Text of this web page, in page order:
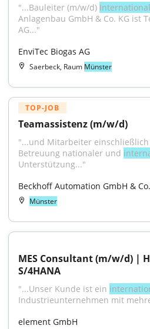
"...Bauleiter (m/w/d) International
Anlagenbau GmbH & Co. KG ist
AG..."
EnviTec Biogas AG
Saerbeck, Raum Münster
TOP-JOB
Teamassistenz (m/w/d)
"...und Mitarbeiter
Betreuung nationaler und
Unterstützung..."
Beckhoff Automation GmbH &
Münster
MES Consultant (m/w/d) |
S/4HANA
"...Unser Kunde ist ein
Industrieunternehmen mit
element GmbH